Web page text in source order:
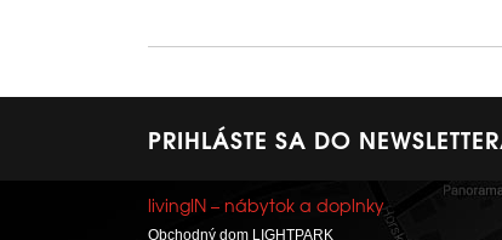
PRIHLÁSTE SA DO
livingIN – nábytok a doplnky
Obchodný dom LIGHTPARK